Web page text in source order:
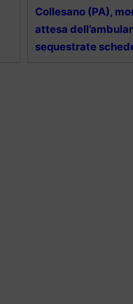
Collesano (PA),
attesa
sequestrate